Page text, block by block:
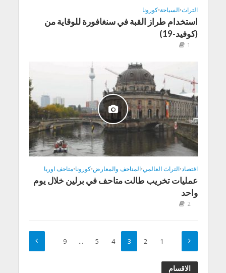
التراث•السياحة•كورونا
استخدام طراز القبة في سنغافورة للوقاية من
(كوفيد-19)
1
اقتصاد •التراث العالمي•المتاحف والمعارض•كورونا•متاحف اوربا
عمليات تخريب طالت متاحف في برلين خلال يوم
واحد
2
1
2
3
4
5
…
9
الاقسام